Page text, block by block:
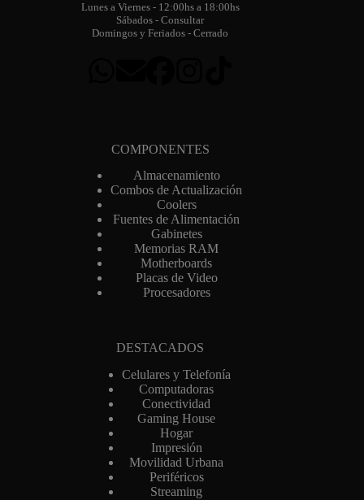
Lunes a Viernes - 12:00hs a 18:00hs
Sábados - Consultar
Domingos y Feriados - Cerrado
COMPONENTES
Almacenamiento
Combos de Actualización
Coolers
Fuentes de Alimentación
Gabinetes
Memorias RAM
Motherboards
Placas de Video
Procesadores
DESTACADOS
Celulares y Telefonía
Computadoras
Conectividad
Gaming House
Hogar
Impresión
Movilidad Urbana
Periféricos
Streaming